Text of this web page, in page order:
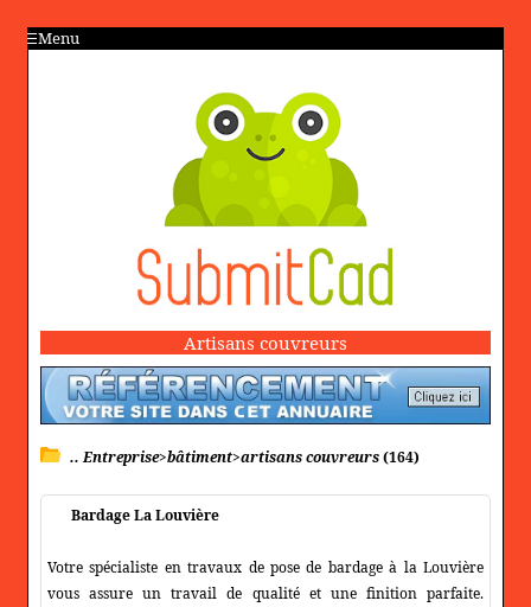
Menu
Artisans couvreurs
.. Entreprise>bâtiment>artisans couvreurs(164)
Bardage La Louvière
Votre spécialiste en travaux de pose de bardage à la Louvière
vous assure un travail de qualité et une finition parfaite.